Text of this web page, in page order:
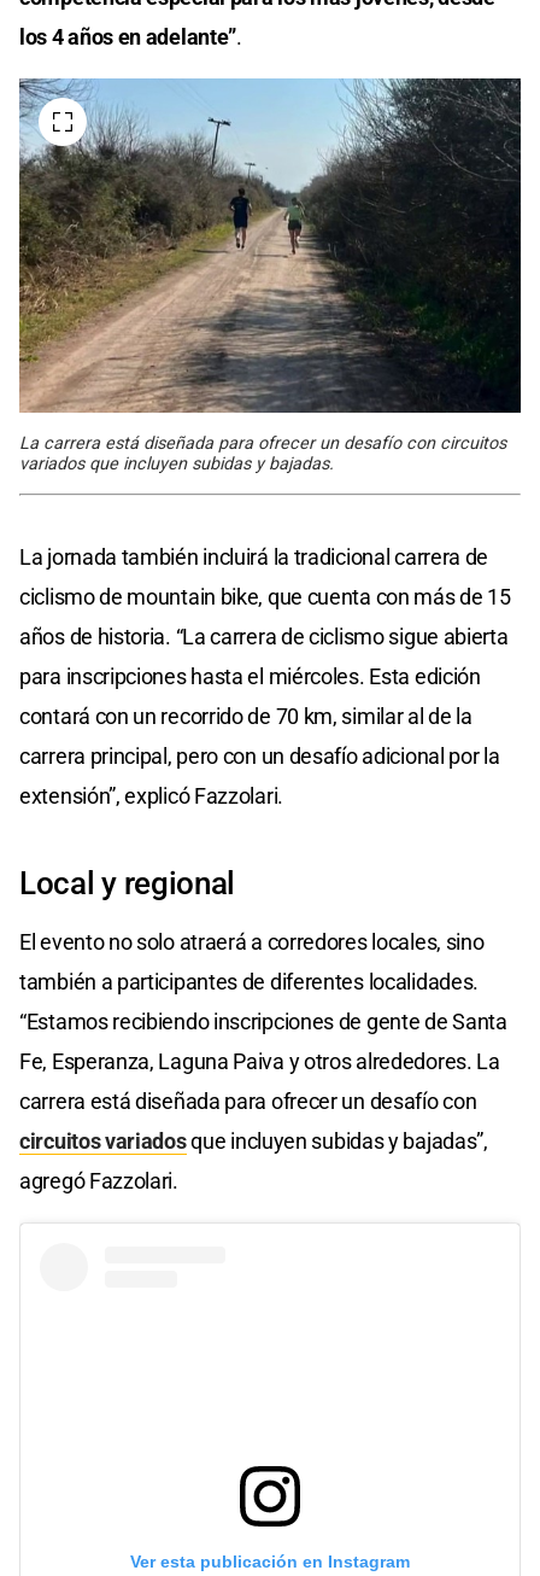
los 4 años en adelante”.
La carrera está diseñada para ofrecer un desafío con circuitos
variados que incluyen subidas y bajadas.
La jornada también incluirá la tradicional carrera de
ciclismo de mountain bike, que cuenta con más de 15
años de historia. “La carrera de ciclismo sigue abierta
para inscripciones hasta el miércoles. Esta edición
contará con un recorrido de 70 km, similar al de la
carrera principal, pero con un desafío adicional por la
extensión”, explicó Fazzolari.
Local y regional
El evento no solo atraerá a corredores locales, sino
también a participantes de diferentes localidades.
“Estamos recibiendo inscripciones de gente de Santa
Fe, Esperanza, Laguna Paiva y otros alrededores. La
carrera está diseñada para ofrecer un desafío con
circuitos variadosque incluyen subidas y bajadas”,
agregó Fazzolari.
Ver esta publicación en Instagram